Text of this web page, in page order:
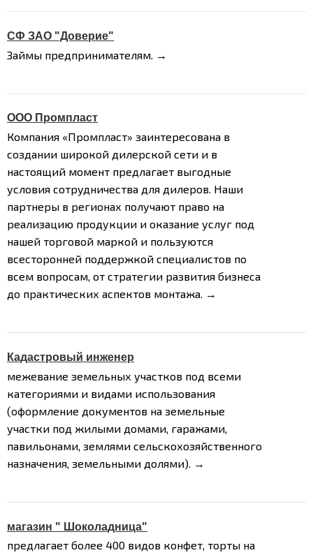
СФ ЗАО "Доверие"
Займы предпринимателям. →
ООО Промпласт
Компания «Промпласт» заинтересована в
создании широкой дилерской сети и в
настоящий момент предлагает выгодные
условия сотрудничества для дилеров. Наши
партнеры в регионах получают право на
реализацию продукции и оказание услуг под
нашей торговой маркой и пользуются
всесторонней поддержкой специалистов по
всем вопросам, от стратегии развития бизнеса
до практических аспектов монтажа. →
Кадастровый инженер
межевание земельных участков под всеми
категориями и видами использования
(оформление документов на земельные
участки под жилыми домами, гаражами,
павильонами, землями сельскохозяйственного
назначения, земельными долями). →
магазин " Шоколадница"
предлагает более 400 видов конфет, торты на